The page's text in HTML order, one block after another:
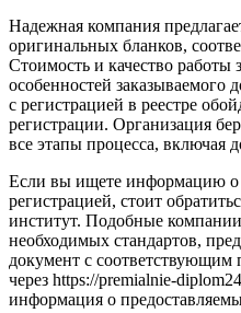
Надежная компания
оригинальных бланков,
Стоимость и качество работы
особенностей заказываемого
с регистрацией в реестре
регистрации. Организация
все этапы процесса, включая
Если вы ищете информацию о
регистрацией, стоит
институт. Подобные
необходимых стандартов,
документ с
через https://premialnie-
информация о